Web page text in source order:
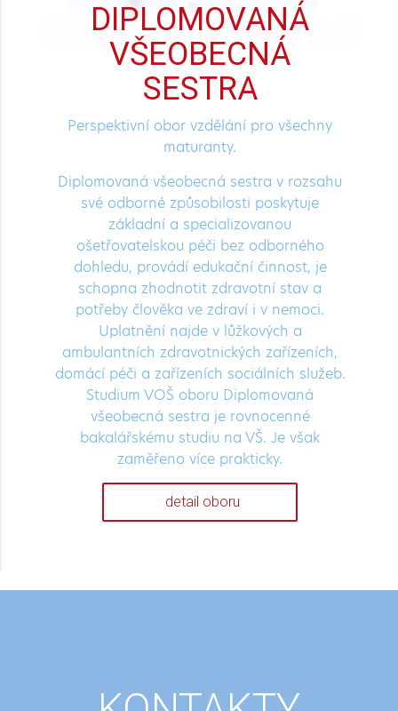
DIPLOMOVANÁ
VŠEOBECNÁ
SESTRA
Perspektivní obor vzdělání pro všechny
maturanty.
Diplomovaná všeobecná sestra v rozsahu
své odborné způsobilosti poskytuje
základní a specializovanou
ošetřovatelskou péči bez odborného
dohledu, provádí edukační činnost, je
schopna zhodnotit zdravotní stav a
potřeby člověka ve zdraví i v nemoci.
Uplatnění najde v lůžkových a
ambulantních zdravotnických zařízeních,
domácí péči a zařízeních sociálních služeb.
Studium VOŠ oboru Diplomovaná
všeobecná sestra je rovnocenné
bakalářskému studiu na VŠ. Je však
zaměřeno více prakticky.
detail oboru